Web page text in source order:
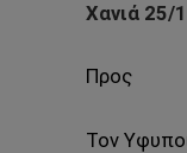
Χανιά 25/
Προς
Τον